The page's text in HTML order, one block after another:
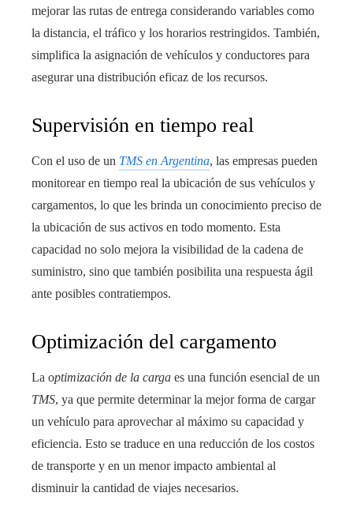
mejorar las rutas de entrega considerando variables como
la distancia, el tráfico y los horarios restringidos. También,
simplifica la asignación de vehículos y conductores para
asegurar una distribución eficaz de los recursos.
Supervisión en tiempo real
Con el uso de un TMS en Argentina, las empresas pueden
monitorear en tiempo real la ubicación de sus vehículos y
cargamentos, lo que les brinda un conocimiento preciso de
la ubicación de sus activos en todo momento. Esta
capacidad no solo mejora la visibilidad de la cadena de
suministro, sino que también posibilita una respuesta ágil
ante posibles contratiempos.
Optimización del cargamento
La optimización de la carga es una función esencial de un
TMS, ya que permite determinar la mejor forma de cargar
un vehículo para aprovechar al máximo su capacidad y
eficiencia. Esto se traduce en una reducción de los costos
de transporte y en un menor impacto ambiental al
disminuir la cantidad de viajes necesarios.